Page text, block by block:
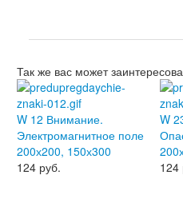
Так же вас может
W 12 Внимание.
Электромагнитное поле
200х200, 150х300
124 руб.
W
124